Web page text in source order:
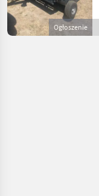
Ogłoszenie